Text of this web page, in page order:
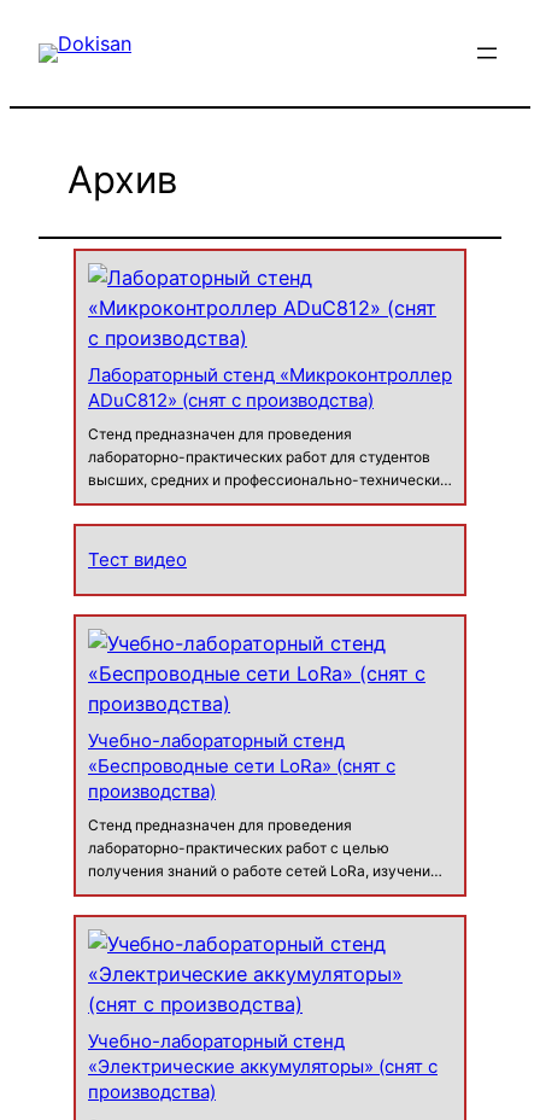
Архив
Лабораторный стенд «Микроконтроллер
ADuC812» (снят с производства)
Стенд предназначен для проведения
лабораторно-практических работ для студентов
высших, средних и профессионально-технических
учебных заведений с целью получения знаний,
опыта и навыков работы с микроконтроллером и
Тест видео
Учебно-лабораторный стенд
«Беспроводные сети LoRa» (снят с
производства)
Стенд предназначен для проведения
лабораторно-практических работ с целью
получения знаний о работе сетей LoRa, изучению
алгоритмов шифрования, методов установления
связи и возможностях различных режимов работы
сети. Варианты комплектаций без ноут…
Учебно-лабораторный стенд
«Электрические аккумуляторы» (снят с
производства)